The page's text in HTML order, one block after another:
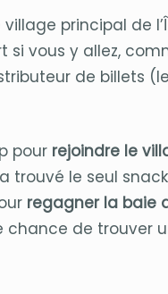
principal de
si vous y allez,
de billets
pour rejoindre le
trouvé le seul
regagner la baie
de trouver